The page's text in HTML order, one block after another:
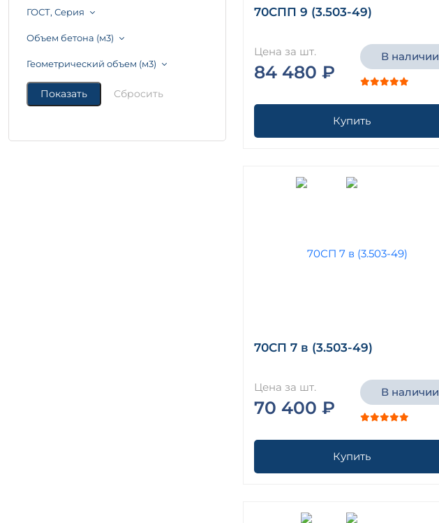
ГОСТ, Серия
Объем бетона (м3)
Геометрический объем (м3)
70СПП 9 (3.503-49)
Цена за шт.
84 480 ₽
В наличии
Купить
70СП 7 в (3.503-49)
Цена за шт.
70 400 ₽
В наличии
Купить